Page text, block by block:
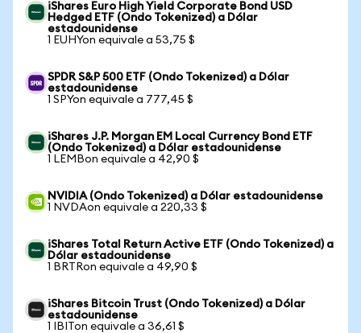
iShares Euro High Yield Corporate Bond USD
Hedged ETF (Ondo Tokenized) a Dólar
estadounidense
1 EUHYon equivale a 53,75 $
SPDR S&P 500 ETF (Ondo Tokenized) a Dólar
estadounidense
1 SPYon equivale a 777,45 $
iShares J.P. Morgan EM Local Currency Bond ETF
(Ondo Tokenized) a Dólar estadounidense
1 LEMBon equivale a 42,90 $
NVIDIA (Ondo Tokenized) a Dólar estadounidense
1 NVDAon equivale a 220,33 $
iShares Total Return Active ETF (Ondo Tokenized) a
Dólar estadounidense
1 BRTRon equivale a 49,90 $
iShares Bitcoin Trust (Ondo Tokenized) a Dólar
estadounidense
1 IBITon equivale a 36,61 $